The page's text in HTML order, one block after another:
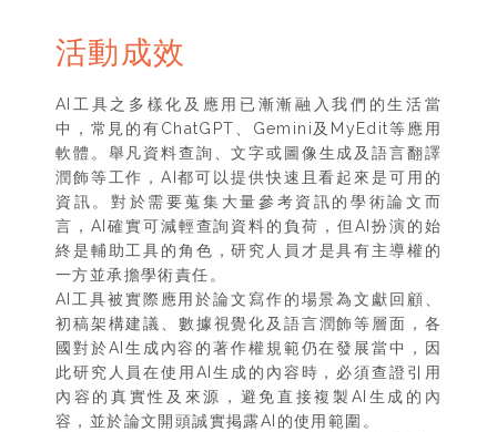
活動成效
AI工具之多樣化及應用已漸漸融入我們的生活當
中，常見的有ChatGPT、Gemini及MyEdit等應用
軟體。舉凡資料查詢、文字或圖像生成及語言翻譯
潤飾等工作，AI都可以提供快速且看起來是可用的
資訊。對於需要蒐集大量參考資訊的學術論文而
言，AI確實可減輕查詢資料的負荷，但AI扮演的始
終是輔助工具的角色，研究人員才是具有主導權的
一方並承擔學術責任。
AI工具被實際應用於論文寫作的場景為文獻回顧、
初稿架構建議、數據視覺化及語言潤飾等層面，各
國對於AI生成內容的著作權規範仍在發展當中，因
此研究人員在使用AI生成的內容時，必須查證引用
內容的真實性及來源，避免直接複製AI生成的內
容，並於論文開頭誠實掲露AI的使用範圍。